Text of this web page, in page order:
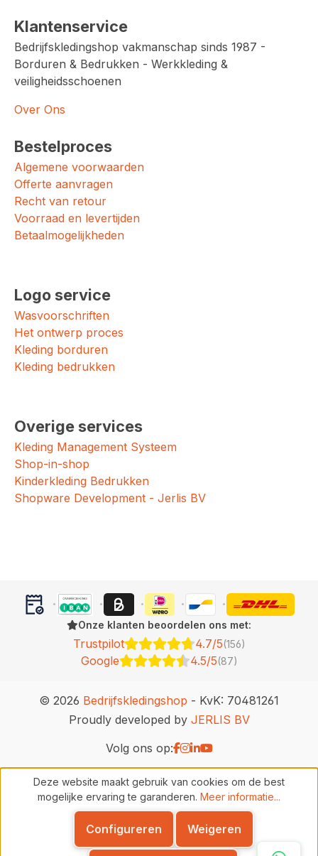
Klantenservice
Bedrijfskledingshop vakmanschap sinds 1987 -
Borduren & Bedrukken - Werkkleding &
veiligheidsschoenen
Over Ons
Bestelproces
Algemene voorwaarden
Offerte aanvragen
Recht van retour
Voorraad en levertijden
Betaalmogelijkheden
Logo service
Wasvoorschriften
Het ontwerp proces
Kleding borduren
Kleding bedrukken
Overige services
Kleding Management Systeem
Shop-in-shop
Kinderkleding Bedrukken
Shopware Development - Jerlis BV
Onze klanten beoordelen ons met:
Trustpilot 4.7/5(156)
Google 4.5/5(87)
© 2026 Bedrijfskledingshop - KvK: 70481261
Proudly developed by JERLIS BV
Volg ons op:
Deze website maakt gebruik van cookies om de best
mogelijke ervaring te garanderen. Meer informatie...
Weigeren
Configureren